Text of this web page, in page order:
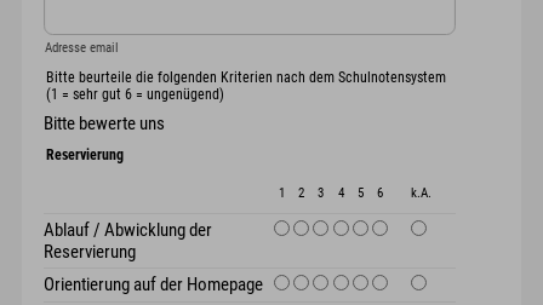
Adresse email
Bitte beurteile die folgenden Kriterien nach dem Schulnotensystem
(1 = sehr gut 6 = ungenügend)
Bitte bewerte uns
Reservierung
1 2 3 4 5 6 k.A.
Ablauf / Abwicklung der
Reservierung
Orientierung auf der Homepage